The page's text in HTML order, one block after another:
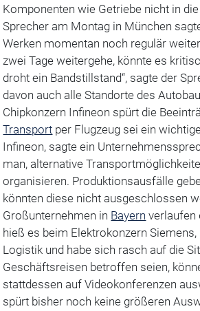
Komponenten wie Getriebe nicht in die
Sprecher am Montag in München
Werken momentan noch regulär
zwei Tage weitergehe, könnte es
droht ein Bandstillstand“, sagte der
davon auch alle Standorte des
Chipkonzern Infineon spürt die
Transport per Flugzeug sei ein
Infineon, sagte ein
man, alternative
organisieren. Produktionsausfälle
könnten diese nicht ausgeschlossen
Großunternehmen in Bayern verlaufen
hieß es beim Elektrokonzern
Logistik und habe sich rasch auf die
Geschäftsreisen betroffen seien,
stattdessen auf Videokonferenzen
spürt bisher noch keine größeren